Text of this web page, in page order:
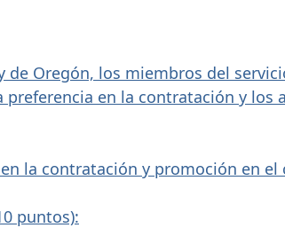
de Oregón, los miembros del
preferencia en la contratación y los
la contratación y promoción en el
puntos):